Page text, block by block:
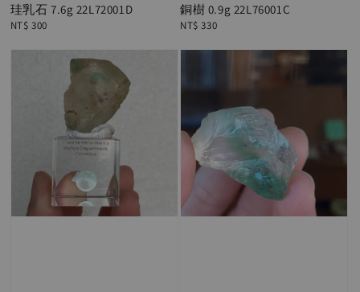
珪乳石 7.6g 22L72001D
Regular
NT$ 300
銅樹 0.9g 22L76001C
Regular
NT$ 330